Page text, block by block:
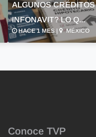
ALGUNOS CRÉDITOS
INFONAVIT? LO Q...
HACE 1 MES | MÉXICO
Conoce TVP